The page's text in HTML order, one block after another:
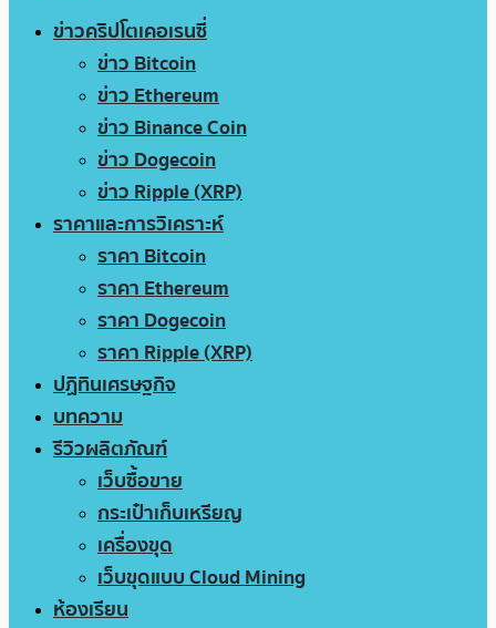
ข่าวคริปโตเคอเรนซี่
ข่าว Bitcoin
ข่าว Ethereum
ข่าว Binance Coin
ข่าว Dogecoin
ข่าว Ripple (XRP)
ราคาและการวิเคราะห์
ราคา Bitcoin
ราคา Ethereum
ราคา Dogecoin
ราคา Ripple (XRP)
ปฏิทินเศรษฐกิจ
บทความ
รีวิวผลิตภัณฑ์
เว็บซื้อขาย
กระเป๋าเก็บเหรียญ
เครื่องขุด
เว็บขุดแบบ Cloud Mining
ห้องเรียน